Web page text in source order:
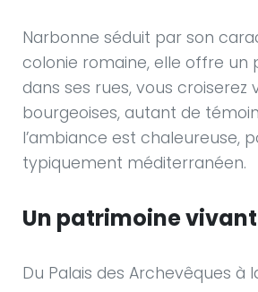
Narbonne séduit par son
colonie romaine, elle offre un
dans ses rues, vous
bourgeoises, autant de
l’ambiance est chaleureuse,
typiquement méditerranéen.
Un patrimoine
Du Palais des Archevêques